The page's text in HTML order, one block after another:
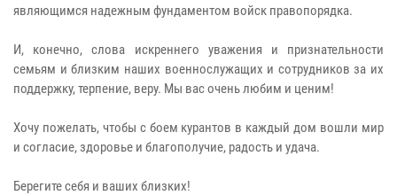
являющимся надежным фундаментом войск правопорядка.
И, конечно, слова искреннего уважения и признательности
семьям и близким наших военнослужащих и сотрудников за их
поддержку, терпение, веру. Мы вас очень любим и ценим!
Хочу пожелать, чтобы с боем курантов в каждый дом вошли мир
и согласие, здоровье и благополучие, радость и удача.
Берегите себя и ваших близких!